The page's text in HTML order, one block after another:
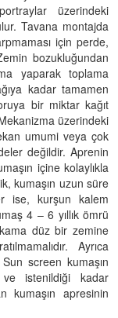
üzerindeki
Tavana montajda
için perde,
bozukluğundan
yaparak toplama
kadar tamamen
bir miktar kağıt
üzerindeki
umumi veya çok
değildir. Aprenin
içine kolaylıkla
kumaşın uzun süre
ise, kurşun kalem
4 – 6 yıllık ömrü
düz bir zemine
Ayrıca
Sun screen kumaşın
istenildiği kadar
kumaşın apresinin